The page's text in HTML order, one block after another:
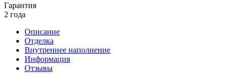
Гарантия
2 года
Описание
Отделка
Внутреннее наполнение
Информация
Отзывы